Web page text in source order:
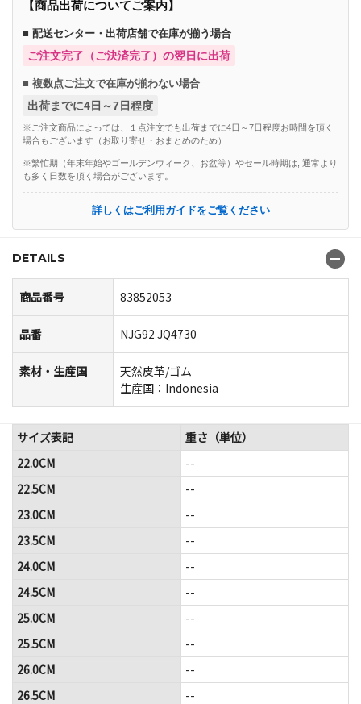
【商品出荷についてご案内】
■ 配送センター・出荷店舗で在庫が揃う場合
ご注文完了（ご決済完了）の翌日に出荷
■ 複数点ご注文で在庫が揃わない場合
出荷までに4日～7日程度
※ご注文商品によっては、１点注文でも出荷までに4日～7日程度お時間を頂く
場合もございます（お取り寄せ・おまとめのため）
※繁忙期（年末年始やゴールデンウィーク、お盆等）やセール時期は, 通常より
も多く日数を頂く場合がございます。
詳しくはご利用ガイドをご覧ください
DETAILS
商品番号 83852053
品番 NJG92 JQ4730
素材・生産国
天然皮革/ゴム
生産国：Indonesia
サイズ表記
重さ（単位）
22.0CM
--
22.5CM
--
23.0CM
--
23.5CM
--
24.0CM
--
24.5CM
--
25.0CM
--
25.5CM
--
26.0CM
--
26.5CM
--